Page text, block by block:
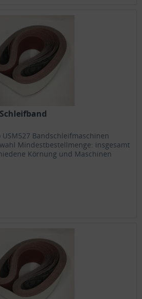
Bandschleifmaschinen
Mindestbestellmenge: insgesamt
Körnung und Maschinen